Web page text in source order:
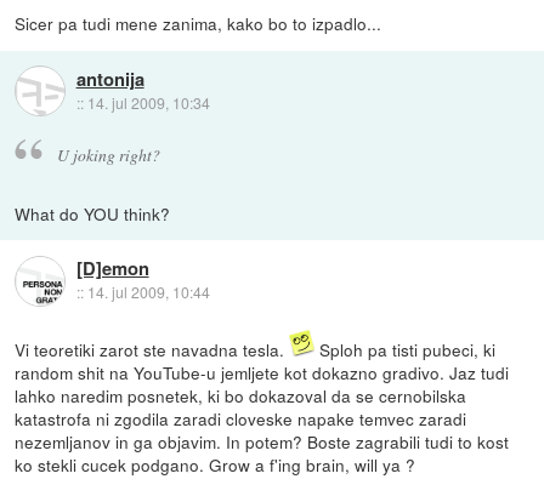
Sicer pa tudi mene zanima, kako bo to izpadlo...
antonija
:: 14. jul 2009, 10:34
U joking right?
What do YOU think?
[D]emon
:: 14. jul 2009, 10:44
Vi teoretiki zarot ste navadna tesla.
Sploh pa tisti pubeci, ki
random shit na YouTube-u jemljete kot dokazno gradivo. Jaz tudi
lahko naredim posnetek, ki bo dokazoval da se cernobilska
katastrofa ni zgodila zaradi cloveske napake temvec zaradi
nezemljanov in ga objavim. In potem? Boste zagrabili tudi to kost
ko stekli cucek podgano. Grow a f'ing brain, will ya ?